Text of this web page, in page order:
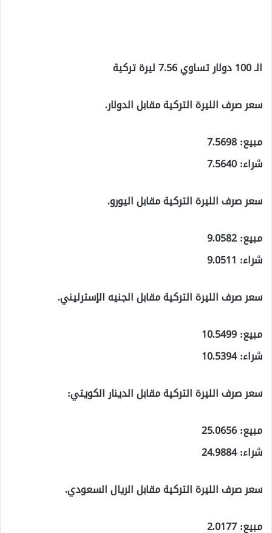
الـ 100 دولار تساوي 7.56 ليرة تركية
سعر صرف الليرة التركية مقابل الدولار.
مبيع: 7.5698
شراء: 7.5640
سعر صرف الليرة التركية مقابل اليورو.
مبيع: 9.0582
شراء: 9.0511
سعر صرف الليرة التركية مقابل الجنيه الإسترليني.
مبيع: 10.5499
شراء: 10.5394
سعر صرف الليرة التركية مقابل الدينار الكويتي:
مبيع: 25.0656
شراء: 24.9884
سعر صرف الليرة التركية مقابل الريال السعودي.
مبيع: 2.0177